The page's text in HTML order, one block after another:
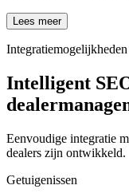
Lees meer
Intelligent
Eenvoudige integratie
dealers zijn ontwikkeld.
Getuigenissen